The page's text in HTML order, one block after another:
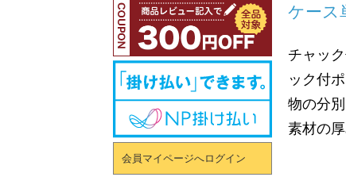
ケース
チャッ
ック付
物の分
素材の
会員マイページへログイン